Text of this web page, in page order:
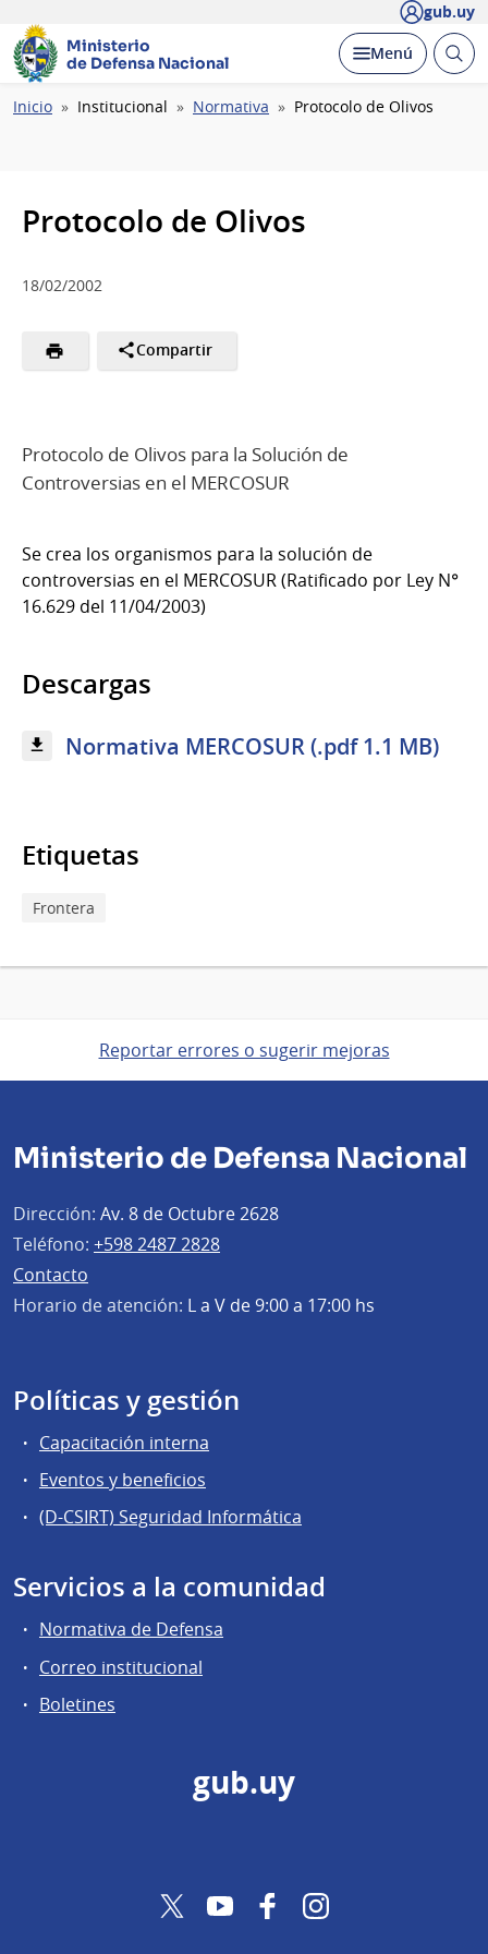
gub.uy
Ministerio
de Defensa Nacional
Desplegar
Menú Abrir
Ruta
Inicio Institucional Normativa Protocolo de Olivos
Protocolo de Olivos
18/02/2002
Compartir
Protocolo de Olivos para la Solución de
Controversias en el MERCOSUR
Se crea los organismos para la solución de
controversias en el MERCOSUR (Ratificado por Ley N°
16.629 del 11/04/2003)
Descargas
Normativa MERCOSUR (.pdf 1.1 MB)
Etiquetas
Frontera
Reportar errores o sugerir mejoras
Ministerio de Defensa Nacional
Dirección: Av. 8 de Octubre 2628
Teléfono: +598 2487 2828
Contacto
Horario de atención: L a V de 9:00 a 17:00 hs
Políticas y gestión
Capacitación interna
Eventos y beneficios
(D-CSIRT) Seguridad Informática
Servicios a la comunidad
Normativa de Defensa
Correo institucional
Boletines
gub.uy
TwitterYouTubeFacebookInstagram